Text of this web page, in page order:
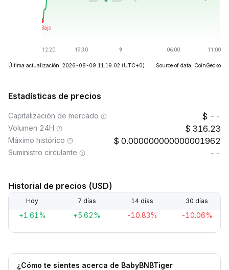
Última actualización: 2026-08-09 11:19:02 (UTC+0) Source of data: CoinGecko
Estadísticas de precios
Capitalización de mercado --
Volumen 24H 316.23
Máximo histórico 0.000000000000001962
Suministro circulante --
Historial de precios (USD)
Hoy 7 días 14 días 30 días
+1.61% +5.62% -10.83% -10.06%
¿Cómo te sientes acerca de BabyBNBTiger